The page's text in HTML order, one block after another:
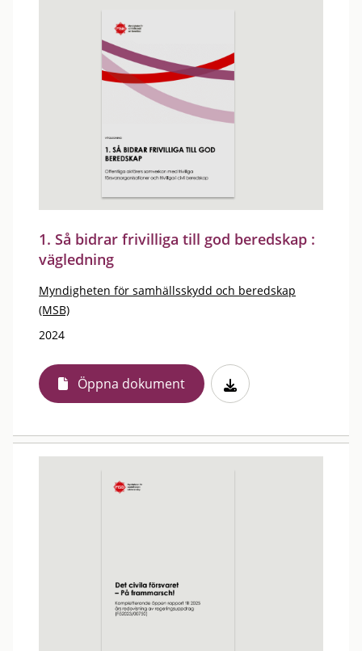
1. Så bidrar frivilliga till god beredskap :
vägledning
Myndigheten för samhällsskydd och beredskap
(MSB)
2024
Öppna dokument